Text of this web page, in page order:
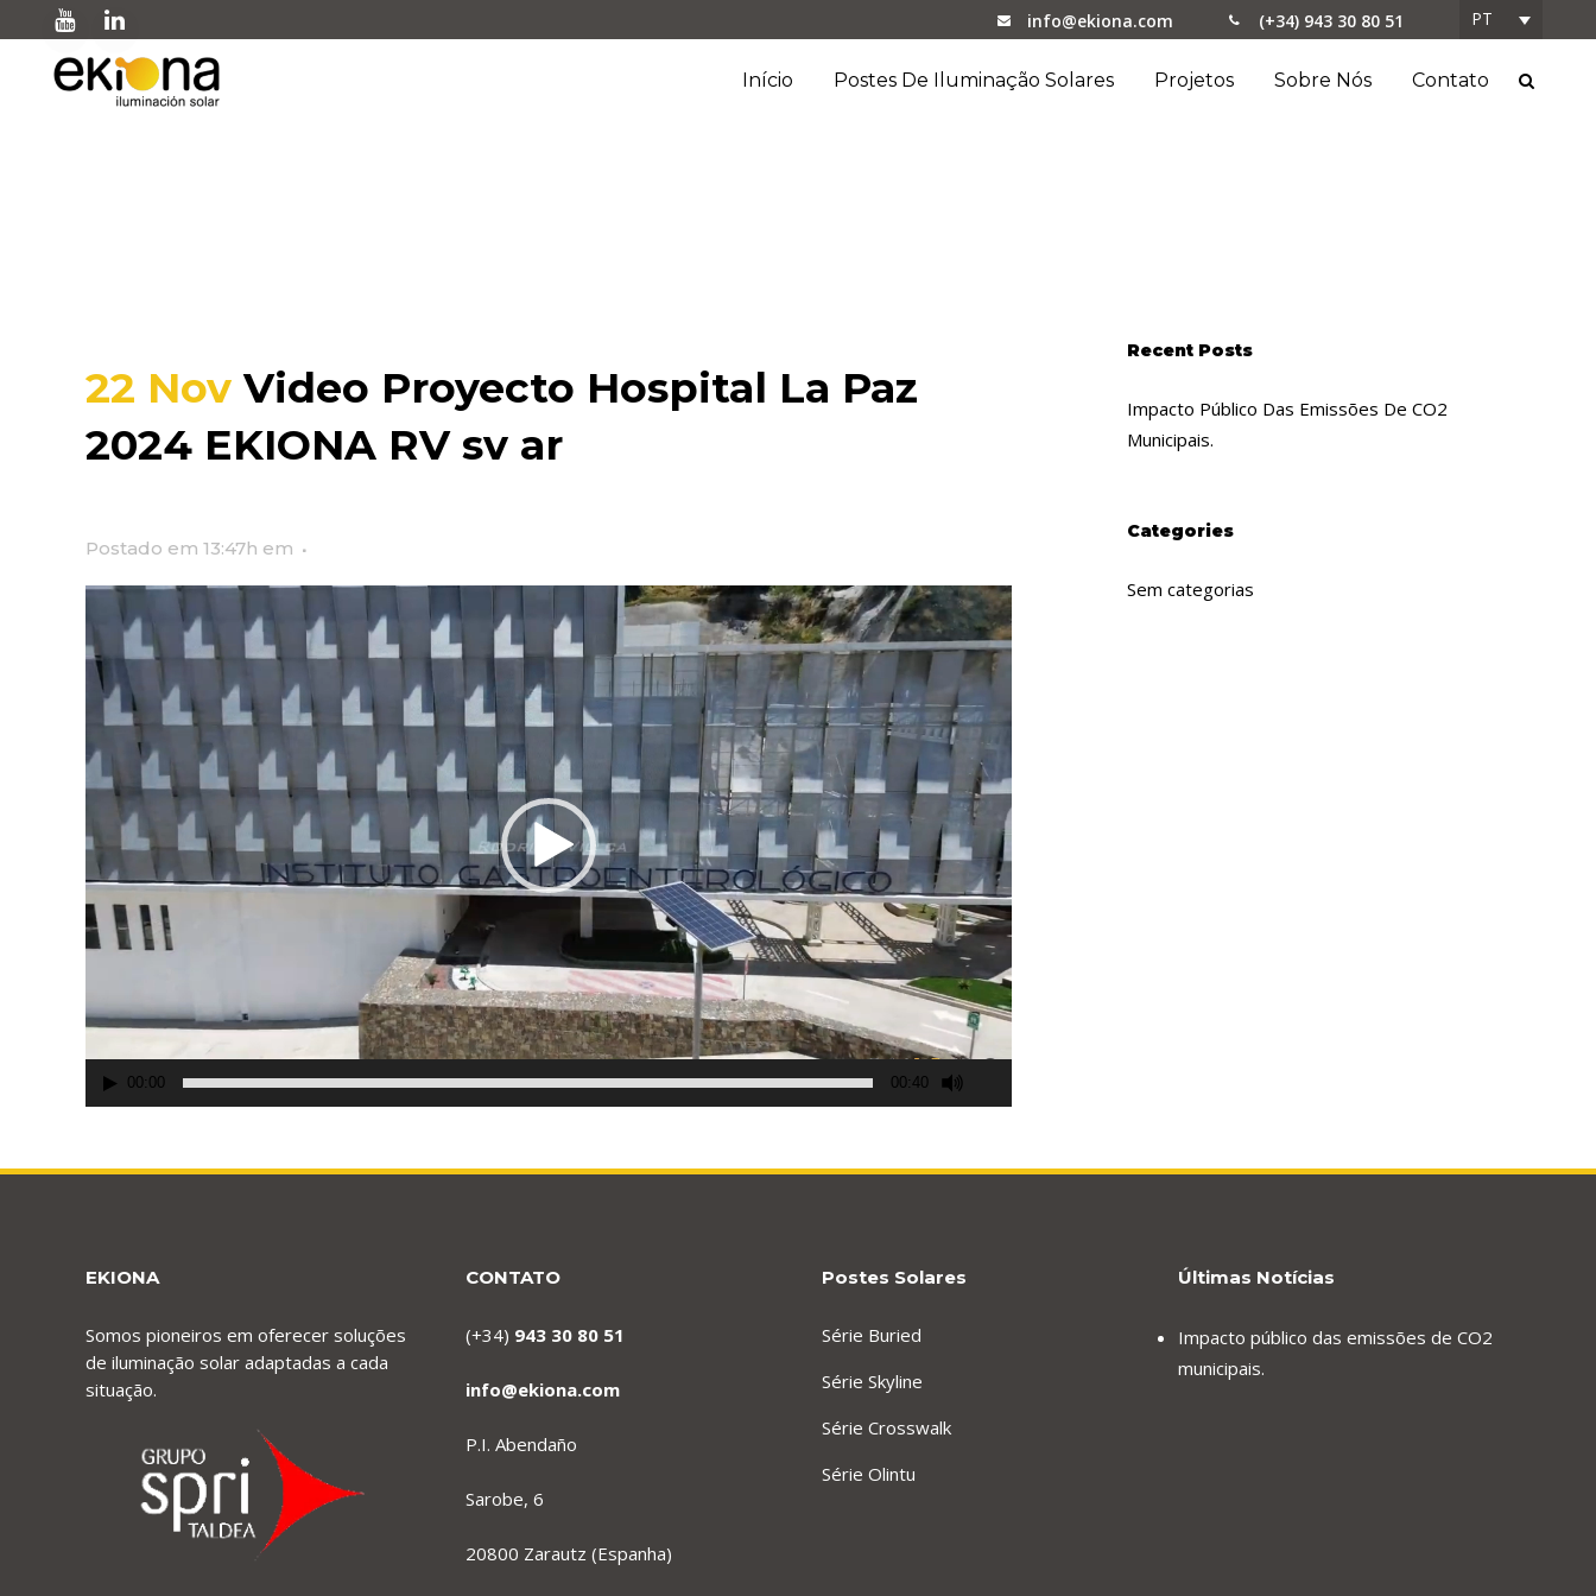
info@ekiona.com (+34) 943 30 80 51 PT
Início Postes De Iluminação Solares Projetos Sobre Nós Contato
22 Nov Video Proyecto Hospital La Paz
2024 EKIONA RV sv ar
Postado em 13:47h em
Reprodutor
vídeo
00:00 00:40
Recent Posts
Impacto Público Das Emissões De CO2
Municipais.
Categories
Sem categorias
EKIONA
Somos pioneiros em oferecer soluções
de iluminação solar adaptadas a cada
situação.
CONTATO
(+34) 943 30 80 51
info@ekiona.com
P.I. Abendaño
Sarobe, 6
20800 Zarautz (Espanha)
Postes Solares
Série Buried
Série Skyline
Série Crosswalk
Série Olintu
Últimas Notícias
Impacto público das emissões de CO2
municipais.